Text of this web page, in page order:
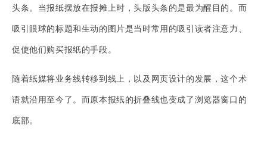
头条。当报纸摆放在报摊上时，头版头条的是最为醒目的。而
吸引眼球的标题和生动的图片是当时常用的吸引读者注意力、
促使他们购买报纸的手段。
随着纸媒将业务线转移到线上，以及网页设计的发展，这个术
语就沿用至今了。而原本报纸的折叠线也变成了浏览器窗口的
底部。